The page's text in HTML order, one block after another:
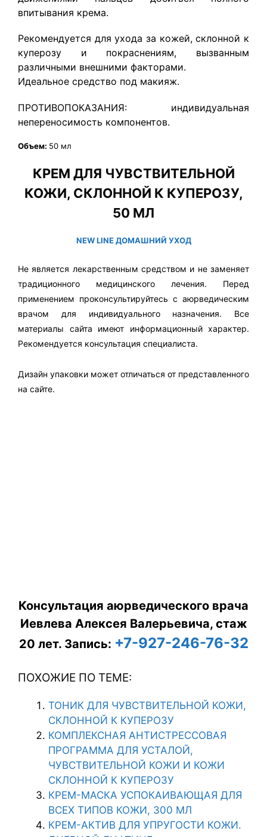
впитывания крема.
Рекомендуется для ухода за кожей, склонной к
куперозу и покраснениям, вызванным
различными внешними факторами.
Идеальное средство под макияж.
ПРОТИВОПОКАЗАНИЯ: индивидуальная
непереносимость компонентов.
Объем: 50 мл
КРЕМ ДЛЯ ЧУВСТВИТЕЛЬНОЙ
КОЖИ, СКЛОННОЙ К КУПЕРОЗУ,
50 МЛ
NEW LINE ДОМАШНИЙ УХОД
Не является лекарственным средством и не заменяет
традиционного медицинского лечения. Перед
применением проконсультируйтесь с аюрведическим
врачом для индивидуального назначения. Все
материалы сайта имеют информационный характер.
Рекомендуется консультация специалиста.
Дизайн упаковки может отличаться от представленного
на сайте.
Консультация аюрведического врача
Иевлева Алексея Валерьевича, стаж
20 лет. Запись: +7-927-246-76-32
ПОХОЖИЕ ПО ТЕМЕ:
ТОНИК ДЛЯ ЧУВСТВИТЕЛЬНОЙ КОЖИ,
СКЛОННОЙ К КУПЕРОЗУ
КОМПЛЕКСНАЯ АНТИСТРЕССОВАЯ
ПРОГРАММА ДЛЯ УСТАЛОЙ,
ЧУВСТВИТЕЛЬНОЙ КОЖИ И КОЖИ
СКЛОННОЙ К КУПЕРОЗУ
КРЕМ-МАСКА УСПОКАИВАЮЩАЯ ДЛЯ
ВСЕХ ТИПОВ КОЖИ, 300 МЛ
КРЕМ-АКТИВ ДЛЯ УПРУГОСТИ КОЖИ.